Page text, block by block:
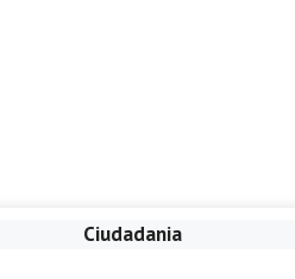
Ciudadania